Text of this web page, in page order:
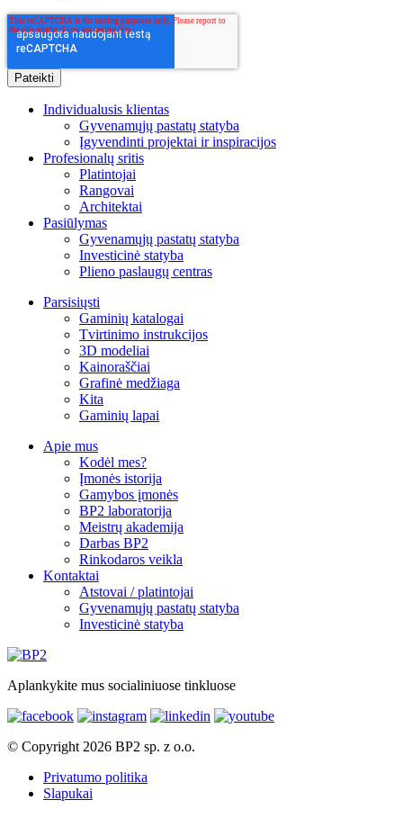
Individualusis klientas
Gyvenamųjų pastatų statyba
Įgyvendinti projektai ir inspiracijos
Profesionalų sritis
Platintojai
Rangovai
Architektai
Pasiūlymas
Gyvenamųjų pastatų statyba
Investicinė statyba
Plieno paslaugų centras
Parsisiųsti
Gaminių katalogai
Tvirtinimo instrukcijos
3D modeliai
Kainoraščiai
Grafinė medžiaga
Kita
Gaminių lapai
Apie mus
Kodėl mes?
Įmonės istorija
Gamybos įmonės
BP2 laboratorija
Meistrų akademija
Darbas BP2
Rinkodaros veikla
Kontaktai
Atstovai / platintojai
Gyvenamųjų pastatų statyba
Investicinė statyba
Aplankykite mus socialiniuose tinkluose
© Copyright 2026 BP2 sp. z o.o.
Privatumo politika
Slapukai